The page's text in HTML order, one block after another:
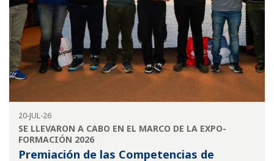
20-JUL-26
SE LLEVARON A CABO EN EL MARCO DE LA EXPO-
FORMACIÓN 2026
Premiación de las Competencias de